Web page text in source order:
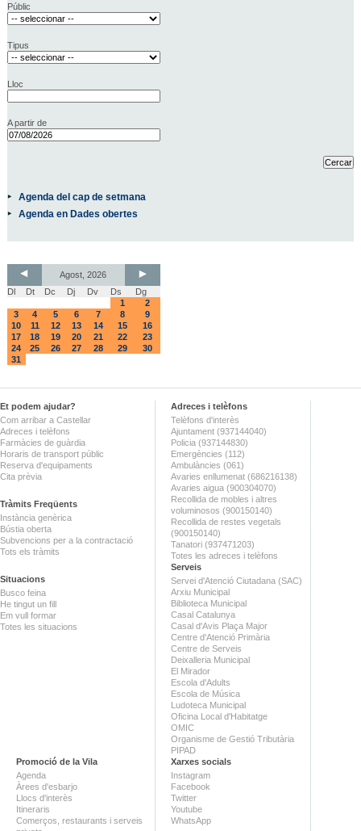
Públic
Tipus
Lloc
A partir de
Agenda del cap de setmana
Agenda en Dades obertes
Agost, 2026
Dl
Dt Dc Dj Dv Ds
Dg
1
2
3
4 5 6 7 8
9
10
11 12 13 14 15
16
17
18 19 20 21 22
23
24
25 26 27 28 29
30
31
Et podem ajudar?
Com arribar a Castellar
Adreces i telèfons
Farmàcies de guàrdia
Horaris de transport públic
Reserva d'equipaments
Cita prèvia
Tràmits Freqüents
Instància genèrica
Bústia oberta
Subvencions per a la contractació
Tots els tràmits
Situacions
Busco feina
He tingut un fill
Em vull formar
Totes les situacions
Adreces i telèfons
Telèfons d'interès
Ajuntament (937144040)
Policia (937144830)
Emergències (112)
Ambulàncies (061)
Avaries enllumenat (686216138)
Avaries aigua (900304070)
Recollida de mobles i altres
voluminosos (900150140)
Recollida de restes vegetals
(900150140)
Tanatori (937471203)
Totes les adreces i telèfons
Serveis
Servei d'Atenció Ciutadana (SAC)
Arxiu Municipal
Biblioteca Municipal
Casal Catalunya
Casal d'Avis Plaça Major
Centre d'Atenció Primària
Centre de Serveis
Deixalleria Municipal
El Mirador
Escola d'Adults
Escola de Música
Ludoteca Municipal
Oficina Local d'Habitatge
OMIC
Organisme de Gestió Tributària
PIPAD
Promoció de la Vila
Agenda
Àrees d'esbarjo
Llocs d'interès
Itineraris
Comerços, restaurants i serveis
Xarxes socials
Instagram
Facebook
Twitter
Youtube
WhatsApp